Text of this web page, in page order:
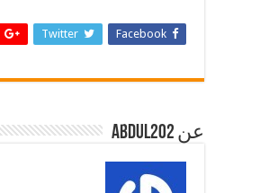
Facebook
Twitter
عن abdul202